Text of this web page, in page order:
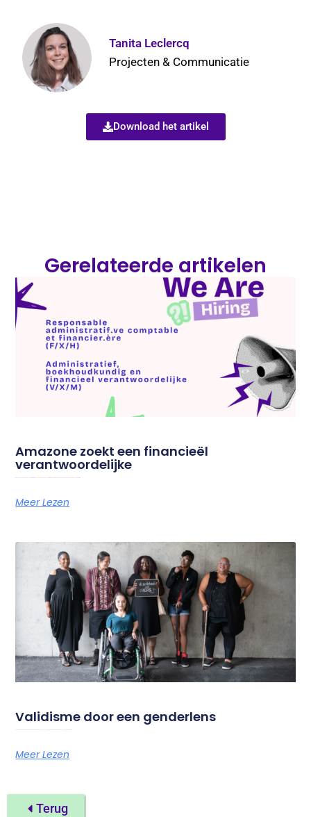
Tanita Leclercq
Projecten & Communicatie
Download het artikel
Gerelateerde artikelen
Amazone zoekt een financieël
verantwoordelijke
Meer Lezen
Validisme door een genderlens
Meer Lezen
Terug